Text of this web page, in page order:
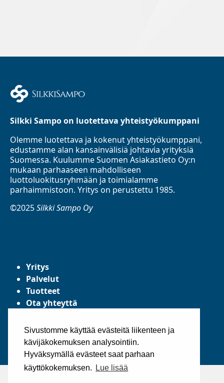
Sivustomme käyttää evästeitä liikenteen ja
kävijäkokemuksen analysointiin.
Hyväksymällä evästeet saat parhaan
käyttökokemuksen.
Lue lisää
Silkki Sampo on luotettava yhteistyökumppani
Olemme luotettava ja kokenut yhteistyökumppani,
edustamme alan kansainvälisiä johtavia yrityksiä
Suomessa. Kuulumme Suomen Asiakastieto Oy:n
mukaan parhaaseen mahdolliseen
luottoluokitusryhmään ja toimialamme
parhaimmistoon. Yritys on perustettu 1985.
©2025Silkki Sampo Oy
Yritys
Palvelut
Tuotteet
Ota yhteyttä
Yleiset toimitusehdot